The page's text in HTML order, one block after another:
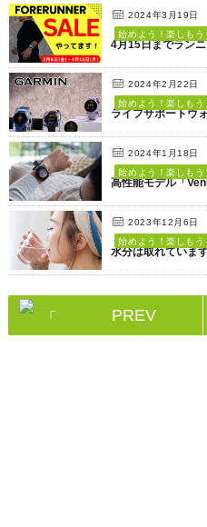
2024年3月19日
始めよう！楽しも
4月15日までラン
2024年2月22日
始めよう！楽しも
ライフサポートウ
2024年1月18日
始めよう！楽しも
高性能モデル「
2023年12月6日
始めよう！楽しも
水分は取れていま
PREV